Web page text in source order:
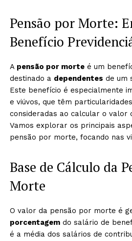
Pensão por Morte:
Benefício
A pensão por morte é um
destinado a dependentes de um
Este benefício é especialmente
e viúvos, que têm
consideradas ao calcular o valor
Vamos explorar os principais
pensão por morte, focando nas
Base de Cálculo da
Morte
O valor da pensão por morte é
porcentagem do salário de
é a média dos salários de